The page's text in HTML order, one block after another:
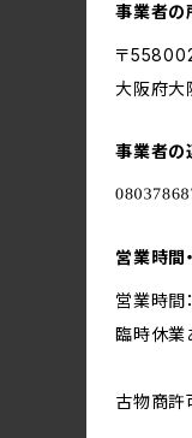
事業者の
〒
大阪府大
事業者の
営業時間
営業時間
臨時休業
古物商